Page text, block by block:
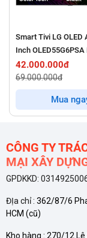
Toshiba
lần so với Full
ảnh rõ ràng, sống
Công nghệ Color
Với công nghệ
hơn, mang đến
gần với tự nhiên.
bạn, đặc biệt khi
phong phú.
Smart Tivi LG OLED
Inch OLED55G6PSA
2026
42.000.000đ
69.000.000đ
Mua
CÔNG TY
MẠI XÂY
GPDKKD:
ĐỊa chỉ : 362/87/6
HCM (cũ)
Kho hàng : 270/12 Lê